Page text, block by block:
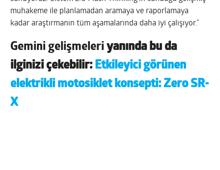
muhakeme ile planlamadan aramaya ve raporlamaya
kadar araştırmanın tüm aşamalarında daha iyi çalışıyor.”
Gemini gelişmeleriyanında bu da
ilginizi çekebilir: Etkileyici görünen
elektrikli motosiklet konsepti: Zero SR-
X